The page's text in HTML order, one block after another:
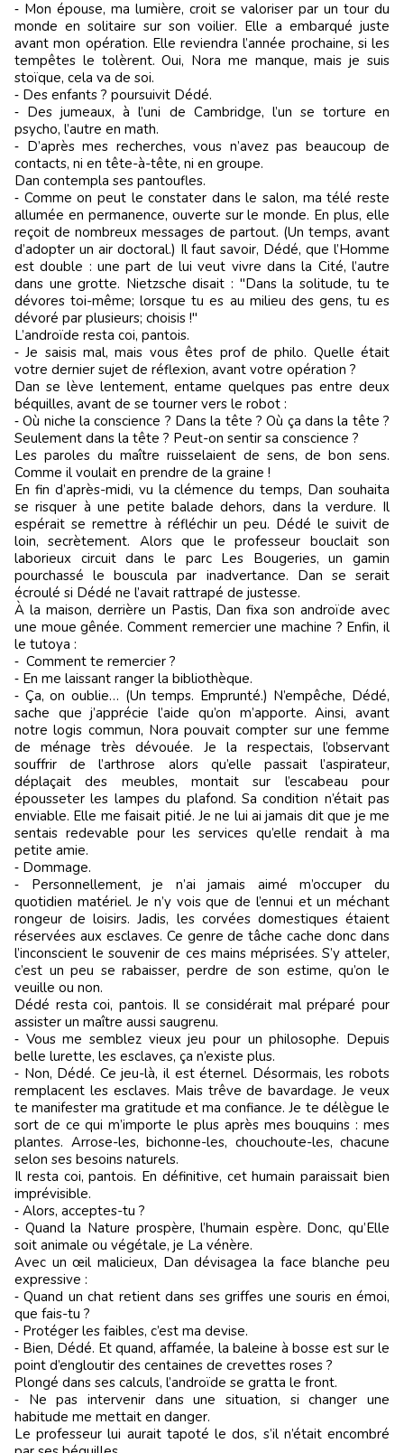
‑ Mon épouse, ma lumière, croit se valoriser par un tour du
monde en solitaire sur son voilier. Elle a embarqué juste
avant mon opération. Elle reviendra l’année prochaine, si les
tempêtes le tolèrent. Oui, Nora me manque, mais je suis
stoïque, cela va de soi.
‑ Des enfants ? poursuivit Dédé.
‑ Des jumeaux, à l’uni de Cambridge, l’un se torture en
psycho, l’autre en math.
‑ D’après mes recherches, vous n’avez pas beaucoup de
contacts, ni en tête-à-tête, ni en groupe.
Dan contempla ses pantoufles.
‑ Comme on peut le constater dans le salon, ma télé reste
allumée en permanence, ouverte sur le monde. En plus, elle
reçoit de nombreux messages de partout. (Un temps, avant
d’adopter un air doctoral.) Il faut savoir, Dédé, que l’Homme
est double : une part de lui veut vivre dans la Cité, l’autre
dans une grotte. Nietzsche disait : "Dans la solitude, tu te
dévores toi-même; lorsque tu es au milieu des gens, tu es
dévoré par plusieurs; choisis !"
L’androïde resta coi, pantois.
‑ Je saisis mal, mais vous êtes prof de philo. Quelle était
votre dernier sujet de réflexion, avant votre opération ?
Dan se lève lentement, entame quelques pas entre deux
béquilles, avant de se tourner vers le robot :
‑ Où niche la conscience ? Dans la tête ? Où ça dans la tête ?
Seulement dans la tête ? Peut-on sentir sa conscience ?
Les paroles du maître ruisselaient de sens, de bon sens.
Comme il voulait en prendre de la graine !
En fin d’après-midi, vu la clémence du temps, Dan souhaita
se risquer à une petite balade dehors, dans la verdure. Il
espérait se remettre à réfléchir un peu. Dédé le suivit de
loin, secrètement. Alors que le professeur bouclait son
laborieux circuit dans le parc Les Bougeries, un gamin
pourchassé le bouscula par inadvertance. Dan se serait
écroulé si Dédé ne l’avait rattrapé de justesse.
À la maison, derrière un Pastis, Dan fixa son androïde avec
une moue gênée. Comment remercier une machine ? Enfin, il
le tutoya :
‑ Comment te remercier ?
‑ En me laissant ranger la bibliothèque.
‑ Ça, on oublie… (Un temps. Emprunté.) N’empêche, Dédé,
sache que j’apprécie l’aide qu’on m’apporte. Ainsi, avant
notre logis commun, Nora pouvait compter sur une femme
de ménage très dévouée. Je la respectais, l’observant
souffrir de l’arthrose alors qu’elle passait l’aspirateur,
déplaçait des meubles, montait sur l’escabeau pour
épousseter les lampes du plafond. Sa condition n’était pas
enviable. Elle me faisait pitié. Je ne lui ai jamais dit que je me
sentais redevable pour les services qu’elle rendait à ma
petite amie.
‑ Dommage.
‑ Personnellement, je n’ai jamais aimé m’occuper du
quotidien matériel. Je n’y vois que de l’ennui et un méchant
rongeur de loisirs. Jadis, les corvées domestiques étaient
réservées aux esclaves. Ce genre de tâche cache donc dans
l’inconscient le souvenir de ces mains méprisées. S’y atteler,
c’est un peu se rabaisser, perdre de son estime, qu’on le
veuille ou non.
Dédé resta coi, pantois. Il se considérait mal préparé pour
assister un maître aussi saugrenu.
‑ Vous me semblez vieux jeu pour un philosophe. Depuis
belle lurette, les esclaves, ça n’existe plus.
‑ Non, Dédé. Ce jeu-là, il est éternel. Désormais, les robots
remplacent les esclaves. Mais trêve de bavardage. Je veux
te manifester ma gratitude et ma confiance. Je te délègue le
sort de ce qui m’importe le plus après mes bouquins : mes
plantes. Arrose-les, bichonne-les, chouchoute-les, chacune
selon ses besoins naturels.
Il resta coi, pantois. En définitive, cet humain paraissait bien
imprévisible.
‑ Alors, acceptes-tu ?
‑ Quand la Nature prospère, l’humain espère. Donc, qu’Elle
soit animale ou végétale, je La vénère.
Avec un œil malicieux, Dan dévisagea la face blanche peu
expressive :
‑ Quand un chat retient dans ses griffes une souris en émoi,
que fais-tu ?
‑ Protéger les faibles, c’est ma devise.
‑ Bien, Dédé. Et quand, affamée, la baleine à bosse est sur le
point d’engloutir des centaines de crevettes roses ?
Plongé dans ses calculs, l’androïde se gratta le front.
‑ Ne pas intervenir dans une situation, si changer une
habitude me mettait en danger.
Le professeur lui aurait tapoté le dos, s’il n’était encombré